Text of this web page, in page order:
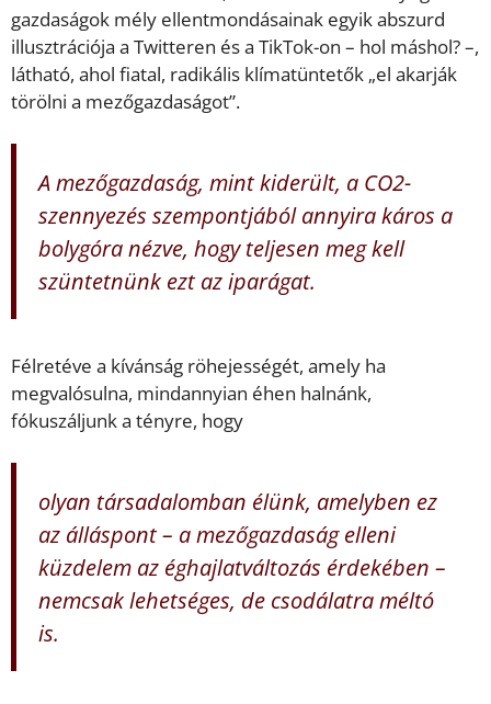
gazdaságok mély ellentmondásainak egyik abszurd
illusztrációja a Twitteren és a TikTok-on – hol máshol? –,
látható, ahol fiatal, radikális klímatüntetők „el akarják
törölni a mezőgazdaságot”.
A mezőgazdaság, mint kiderült, a CO2-
szennyezés szempontjából annyira káros a
bolygóra nézve, hogy teljesen meg kell
szüntetnünk ezt az iparágat.
Félretéve a kívánság röhejességét, amely ha
megvalósulna, mindannyian éhen halnánk,
fókuszáljunk a tényre, hogy
olyan társadalomban élünk, amelyben ez
az álláspont – a mezőgazdaság elleni
küzdelem az éghajlatváltozás érdekében –
nemcsak lehetséges, de csodálatra méltó
is.